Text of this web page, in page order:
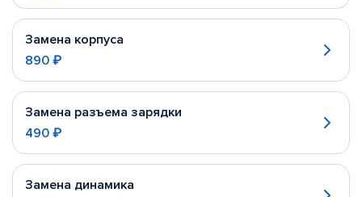
Замена корпуса
890 ₽
Замена разъема зарядки
490 ₽
Замена динамика